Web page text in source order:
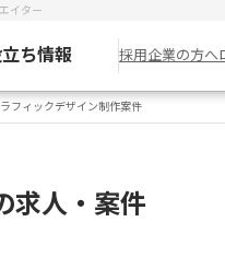
イター
ち情報 採用企業の方へ
フィックデザイン制作案件
求人・案件